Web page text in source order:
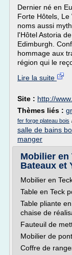
Dernier né en
Forte Hôtels, Le
noms aussi
l'Hôtel Astoria
Edimburgh.
hommage aux
région qui le
Lire la suite
Site : http://
Thèmes liés :
fer forge plateau bois
salle de bains
manger
Mobilier en
Bateaux et
Mobilier en
Table en Teck
Table pliante
chaise de
Fauteuil de
Mobilier de
Coffre de